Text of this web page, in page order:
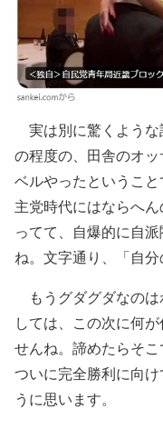
実は別に驚くような
の程度の、田舎のオ
ベルやったというこ
主党時代にはならへ
ってて、自爆的に自
ね。文字通り、「自分
もうグダグダなのは
しては、この次に何
せんね。諦めたらそこ
ついに完全勝利に向
うに思います。